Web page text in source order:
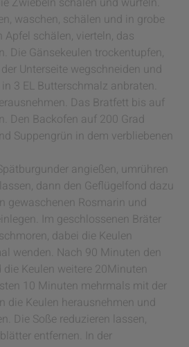
waschen, schälen und in grobe
Apfel schälen, vierteln, das
Die Gänsekeulen trockentupfen,
Unterseite wegschneiden und
3 EL Butterschmalz anbraten.
Das Bratfett bis auf
Den Backofen auf 200 Grad
Suppengrün in dem verbliebenen
angießen, umrühren
dann den Geflügelfond dazu
gewaschenen Rosmarin und
Im geschlossenen Bräter
dabei die Keulen
wenden. Nach 90 Minuten den
Keulen weitere 20Minuten
10 Minuten mehrmals mit der
die Keulen herausnehmen und
Die Soße reduzieren lassen,
entfernen. In der